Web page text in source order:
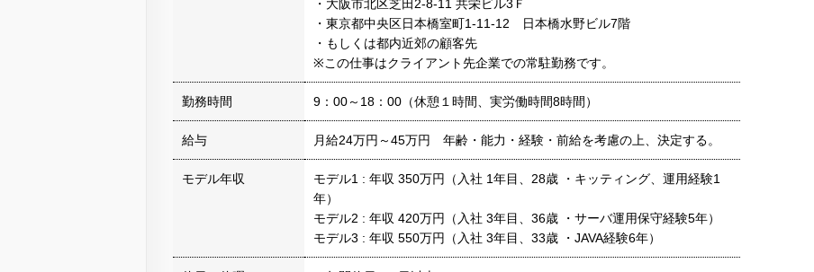
・大阪市北区芝田2-8-11 共栄ビル3Ｆ
・東京都中央区日本橋室町1-11-12 日本橋水野ビル7階
・もしくは都内近郊の顧客先
※この仕事はクライアント先企業での常駐勤務です。
勤務時間 9：00～18：00（休憩１時間、実労働時間8時間）
給与 月給24万円～45万円 年齢・能力・経験・前給を考慮の上、決定する。
モデル年収
モデル1 : 年収 350万円（入社 1年目、28歳 ・キッティング、運用経験1
年）
モデル2 : 年収 420万円（入社 3年目、36歳 ・サーバ運用保守経験5年）
モデル3 : 年収 550万円（入社 3年目、33歳 ・JAVA経験6年）